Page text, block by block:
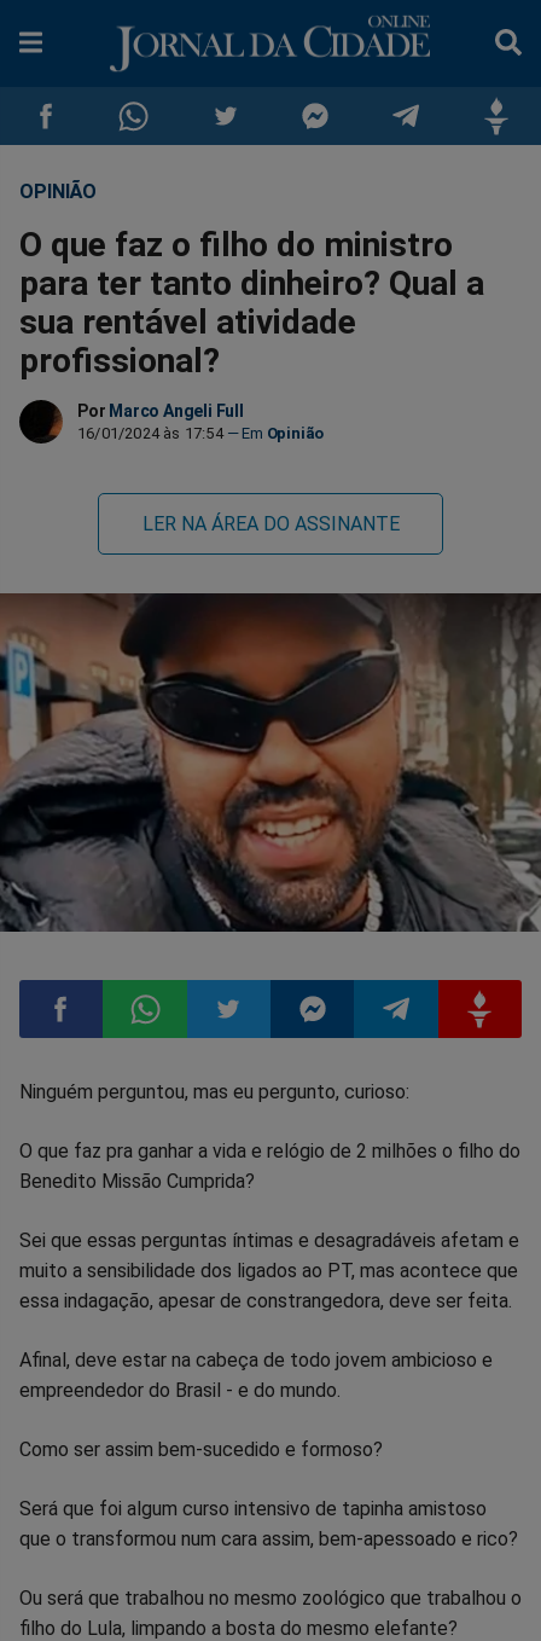
Compartilhar
no
Facebook
Compartilhar
no
Whatsapp
no
Twitter
no
Messenger
no
OPINIÃO
O que faz o filho do ministro
para ter tanto dinheiro? Qual a
sua rentável atividade
profissional?
Por Marco Angeli Full
16/01/2024 às 17:54 Opinião
LER NA ÁREA DO ASSINANTE
Compartilhar
no
Compartilhar
no
Compartilhar
no
Compartilhar
no
Compartilhar
no
no
Ninguém perguntou, mas eu pergunto, curioso:
O que faz pra ganhar a vida e relógio de 2 milhões o filho do
Benedito Missão Cumprida?
Sei que essas perguntas íntimas e desagradáveis afetam e
muito a sensibilidade dos ligados ao PT, mas acontece que
essa indagação, apesar de constrangedora, deve ser feita.
Afinal, deve estar na cabeça de todo jovem ambicioso e
empreendedor do Brasil - e do mundo.
Como ser assim bem-sucedido e formoso?
Será que foi algum curso intensivo de tapinha amistoso
que o transformou num cara assim, bem-apessoado e rico?
Ou será que trabalhou no mesmo zoológico que trabalhou o
filho do Lula, limpando a bosta do mesmo elefante?